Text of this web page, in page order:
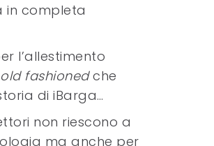
in completa
l’allestimento
old fashionedche
di iBarga…
non riescono a
ma anche per